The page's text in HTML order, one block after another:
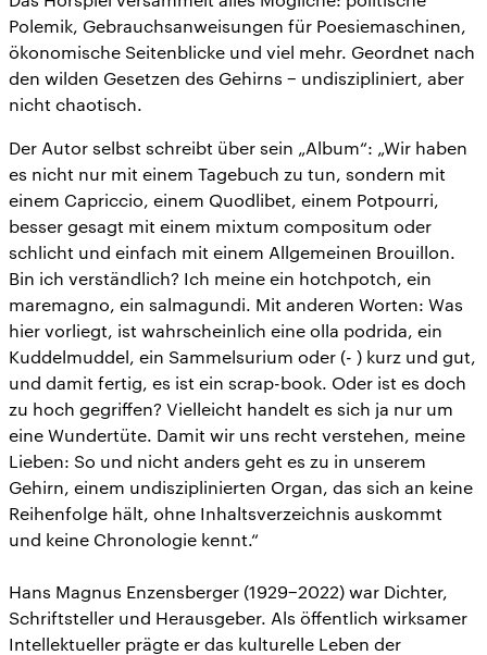
Polemik, Gebrauchsanweisungen für Poesiemaschinen,
ökonomische Seitenblicke und viel mehr. Geordnet nach
den wilden Gesetzen des Gehirns − undiszipliniert, aber
nicht chaotisch.
Der Autor selbst schreibt über sein „Album“: „Wir haben
es nicht nur mit einem Tagebuch zu tun, sondern mit
einem Capriccio, einem Quodlibet, einem Potpourri,
besser gesagt mit einem mixtum compositum oder
schlicht und einfach mit einem Allgemeinen Brouillon.
Bin ich verständlich? Ich meine ein hotchpotch, ein
maremagno, ein salmagundi. Mit anderen Worten: Was
hier vorliegt, ist wahrscheinlich eine olla podrida, ein
Kuddelmuddel, ein Sammelsurium oder (- ) kurz und gut,
und damit fertig, es ist ein scrap-book. Oder ist es doch
zu hoch gegriffen? Vielleicht handelt es sich ja nur um
eine Wundertüte. Damit wir uns recht verstehen, meine
Lieben: So und nicht anders geht es zu in unserem
Gehirn, einem undisziplinierten Organ, das sich an keine
Reihenfolge hält, ohne Inhaltsverzeichnis auskommt
und keine Chronologie kennt.“
Hans Magnus Enzensberger (1929−2022) war Dichter,
Schriftsteller und Herausgeber. Als öffentlich wirksamer
Intellektueller prägte er das kulturelle Leben der